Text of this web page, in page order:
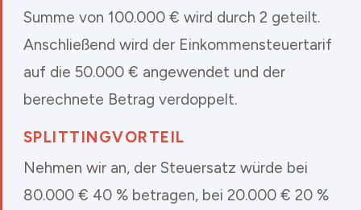
Summe von 100.000 € wird durch 2 geteilt.
Anschließend wird der Einkommensteuertarif
auf die 50.000 € angewendet und der
berechnete Betrag verdoppelt.
SPLITTINGVORTEIL
Nehmen wir an, der Steuersatz würde bei
80.000 € 40 % betragen, bei 20.000 € 20 %